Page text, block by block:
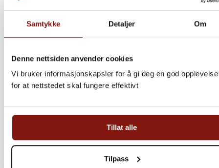
Samtykke Detaljer Om
Denne nettsiden anvender cookies
Vi bruker informasjonskapsler for å gi deg en god
for at nettstedet skal fungere effektivt
Tillat alle
Tilpass
Steinbitkaker Dalen 5kg –
Ekte norsk håndverk fra
havet